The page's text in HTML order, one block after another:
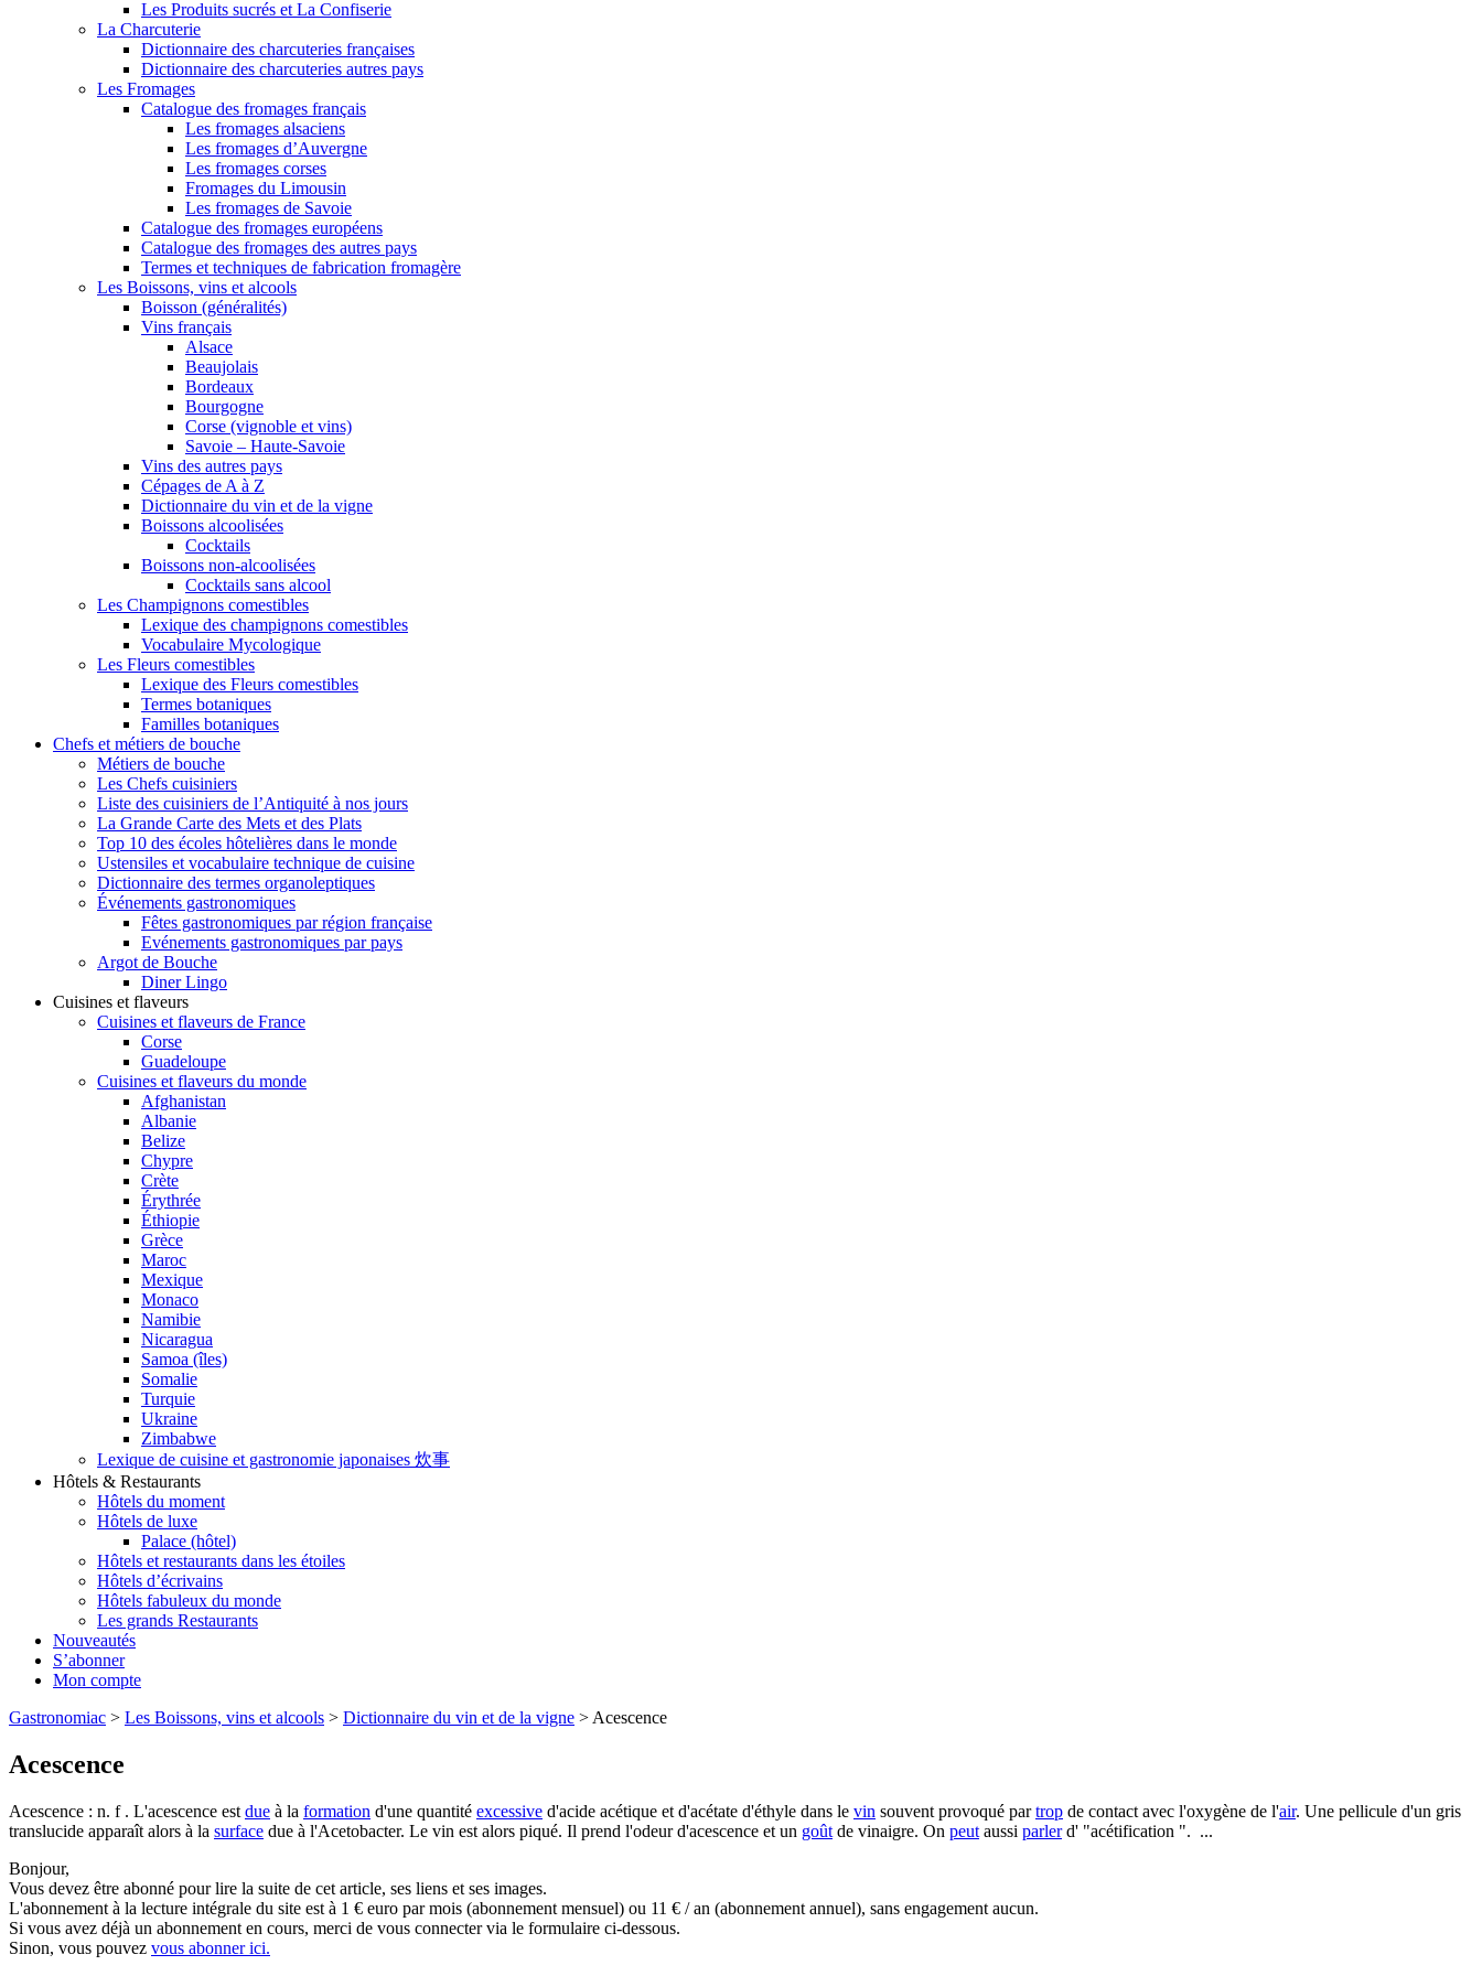
Les Produits sucrés et La Confiserie
La Charcuterie
Dictionnaire des charcuteries françaises
Dictionnaire des charcuteries autres pays
Les Fromages
Catalogue des fromages français
Les fromages alsaciens
Les fromages d’Auvergne
Les fromages corses
Fromages du Limousin
Les fromages de Savoie
Catalogue des fromages européens
Catalogue des fromages des autres pays
Termes et techniques de fabrication fromagère
Les Boissons, vins et alcools
Boisson (généralités)
Vins français
Alsace
Beaujolais
Bordeaux
Bourgogne
Corse (vignoble et vins)
Savoie – Haute-Savoie
Vins des autres pays
Cépages de A à Z
Dictionnaire du vin et de la vigne
Boissons alcoolisées
Cocktails
Boissons non-alcoolisées
Cocktails sans alcool
Les Champignons comestibles
Lexique des champignons comestibles
Vocabulaire Mycologique
Les Fleurs comestibles
Lexique des Fleurs comestibles
Termes botaniques
Familles botaniques
Chefs et métiers de bouche
Métiers de bouche
Les Chefs cuisiniers
Liste des cuisiniers de l’Antiquité à nos jours
La Grande Carte des Mets et des Plats
Top 10 des écoles hôtelières dans le monde
Ustensiles et vocabulaire technique de cuisine
Dictionnaire des termes organoleptiques
Événements gastronomiques
Fêtes gastronomiques par région française
Evénements gastronomiques par pays
Argot de Bouche
Diner Lingo
Cuisines et flaveurs
Cuisines et flaveurs de France
Corse
Guadeloupe
Cuisines et flaveurs du monde
Afghanistan
Albanie
Belize
Chypre
Crète
Érythrée
Éthiopie
Grèce
Maroc
Mexique
Monaco
Namibie
Nicaragua
Samoa (îles)
Somalie
Turquie
Ukraine
Zimbabwe
Lexique de cuisine et gastronomie japonaises 炊事
Hôtels & Restaurants
Hôtels du moment
Hôtels de luxe
Palace (hôtel)
Hôtels et restaurants dans les étoiles
Hôtels d’écrivains
Hôtels fabuleux du monde
Les grands Restaurants
Nouveautés
S’abonner
Mon compte
Gastronomiac > Les Boissons, vins et alcools > Dictionnaire du vin et de la vigne > Acescence
Acescence
Acescence : n. f . L'acescence est due à la formation d'une quantité excessive d'acide acétique et d'acétate d'éthyle dans le vin souvent provoqué partrop de contact avec l'oxygène de l'air. Une pellicule d'un gris
translucide apparaît alors à la surface due à l'Acetobacter. Le vin est alors piqué. Il prend l'odeur d'acescence et un goût de vinaigre. On peut aussi parlerd' "acétification ". ...
Bonjour,
Vous devez être abonné pour lire la suite de cet article, ses liens et ses images.
L'abonnement à la lecture intégrale du site est à 1 € euro par mois (abonnement mensuel) ou 11 € / an (abonnement annuel), sans engagement aucun.
Si vous avez déjà un abonnement en cours, merci de vous connecter via le formulaire ci-dessous.
Sinon, vous pouvez vous abonner ici.